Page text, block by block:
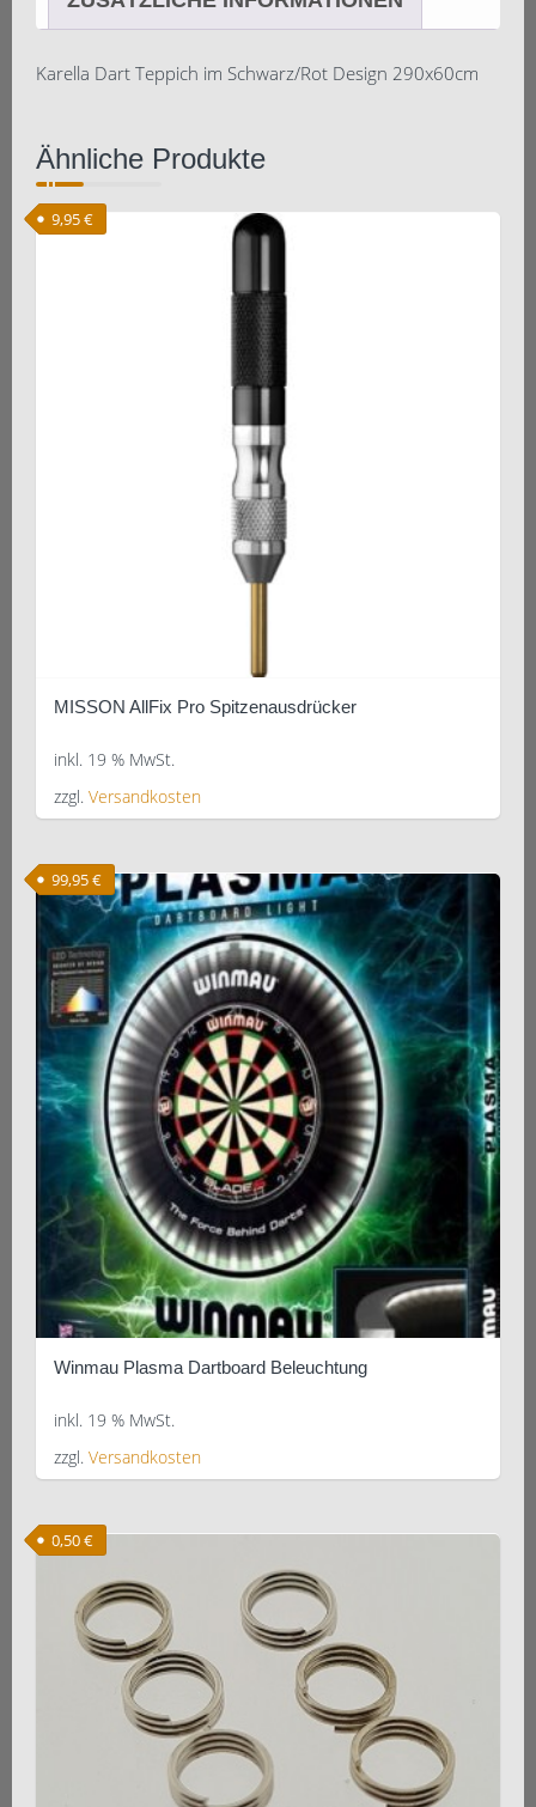
Karella Dart Teppich im Schwarz/Rot Design 290x60cm
Ähnliche Produkte
MISSON AllFix Pro Spitzenausdrücker
9,95€
inkl. 19 % MwSt.
zzgl. Versandkosten
Winmau Plasma Dartboard Beleuchtung
99,95€
inkl. 19 % MwSt.
zzgl. Versandkosten
0,50€